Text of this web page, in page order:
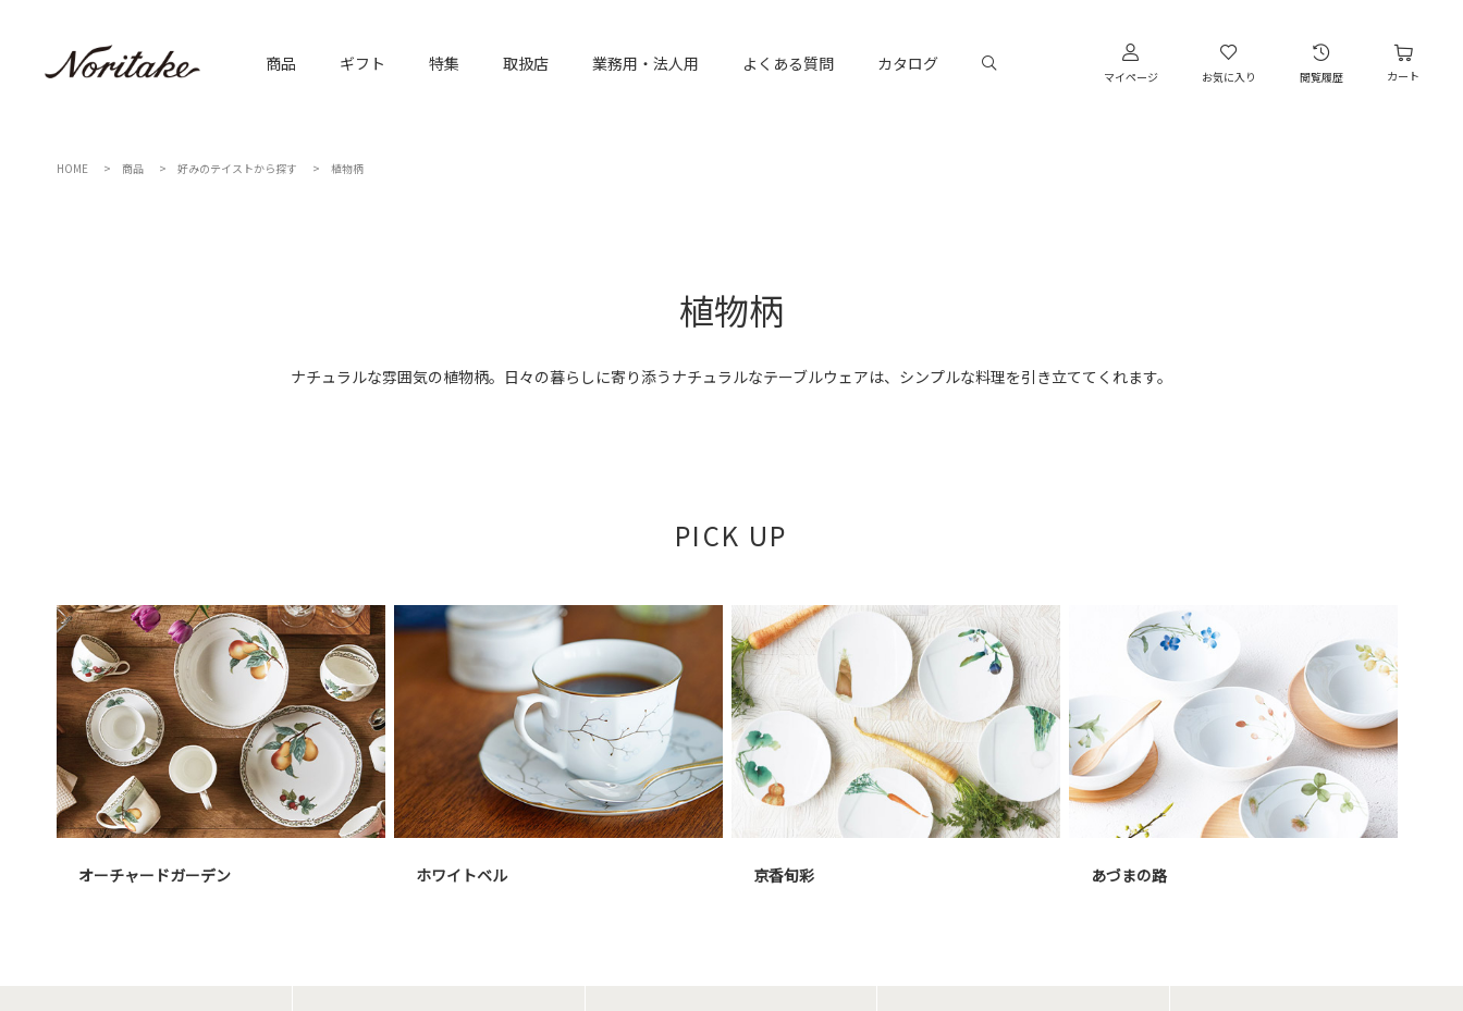
商品 ギフト 特集 取扱店 業務用・法人用 よくある質問 カタログ
マイページ お気に入り 閲覧履歴 カート
HOME 商品 好みのテイストから探す 植物柄
植物柄
ナチュラルな雰囲気の植物柄。日々の暮らしに寄り添うナチュラルなテーブルウェアは、シンプルな料理を引き立ててくれます。
PICK UP
オーチャードガーデン ホワイトベル 京香旬彩 あづまの路